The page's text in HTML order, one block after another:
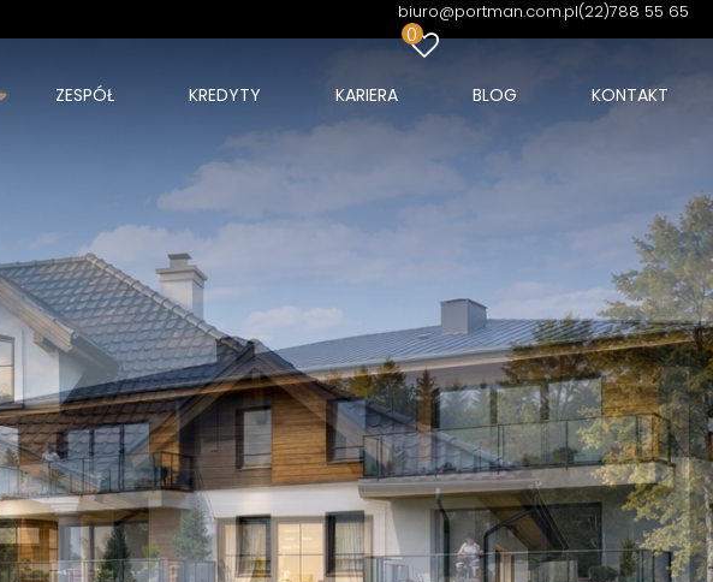
biuro@portman.com.pl(22)788 55 65
0
ZESPÓŁ KREDYTY KARIERA BLOG KONTAKT